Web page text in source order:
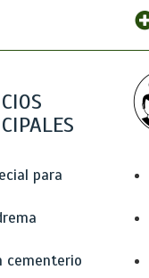
para
cementerio